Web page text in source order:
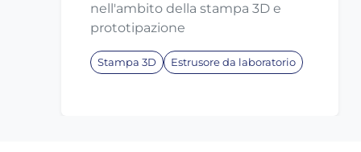
nell'ambito della stampa 3D e
prototipazione
Stampa 3D Estrusore da laboratorio